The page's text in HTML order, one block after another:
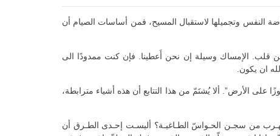
وروحه كروح الصوم الأربعينين، أعني رياضة النفس وتجميلها لاستقبال المسيح، فمن أساسات الصيام أن
الإمساك وسيلة إن نحن أَعطينا. فإن كنت ممدودًا الى
ان يكون.
الأرض”. ألا يُشتَمّ من هذا التتابع أن هذه أشياء مترابطة،
من سجـن الحـواسّ الطـاغيـة؟ أليسـت إحـدى الطـرق أن